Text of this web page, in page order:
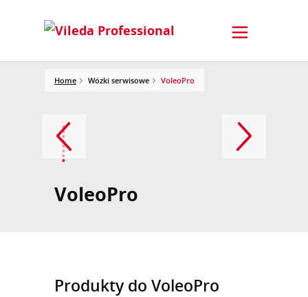
Home Wózki serwisowe VoleoPro
VoleoPro
Produkty do VoleoPro